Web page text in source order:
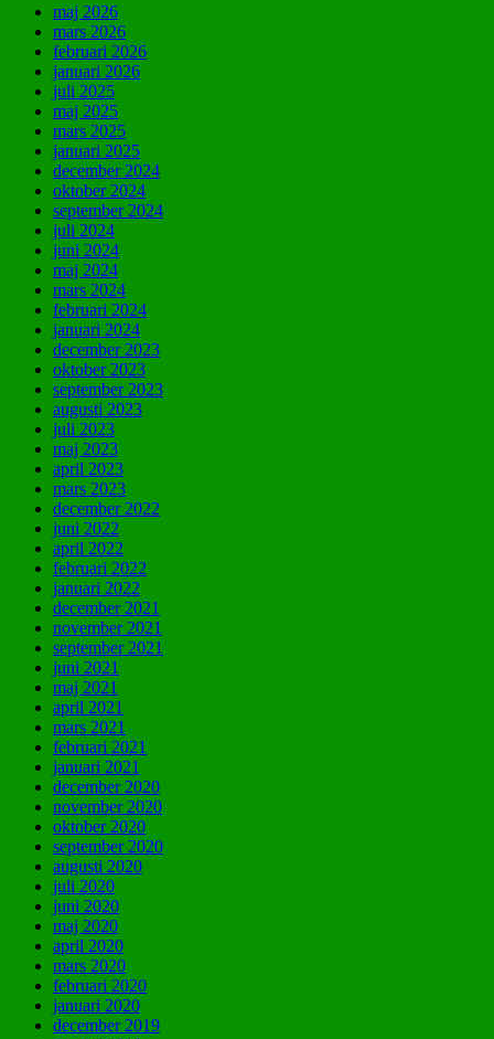
maj 2026
mars 2026
februari 2026
januari 2026
juli 2025
maj 2025
mars 2025
januari 2025
december 2024
oktober 2024
september 2024
juli 2024
juni 2024
maj 2024
mars 2024
februari 2024
januari 2024
december 2023
oktober 2023
september 2023
augusti 2023
juli 2023
maj 2023
april 2023
mars 2023
december 2022
juni 2022
april 2022
februari 2022
januari 2022
december 2021
november 2021
september 2021
juni 2021
maj 2021
april 2021
mars 2021
februari 2021
januari 2021
december 2020
november 2020
oktober 2020
september 2020
augusti 2020
juli 2020
juni 2020
maj 2020
april 2020
mars 2020
februari 2020
januari 2020
december 2019